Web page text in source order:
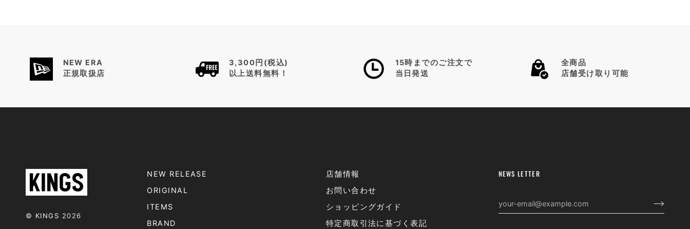
NEW ERA
正規取扱店
3,300円(税込)
以上送料無料！
15時までのご注文で
当日発送
全商品
店舗受け取り可能
© KINGS 2026
NEW RELEASE
ORIGINAL
ITEMS
BRAND
店舗情報
お問い合わせ
ショッピングガイド
特定商取引法に基づく表記
NEWS LETTER